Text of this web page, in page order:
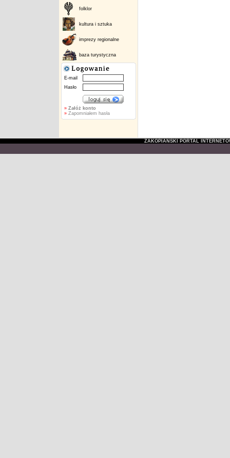
folklor
kultura i sztuka
imprezy regionalne
baza turystyczna
E-mail
Hasło
» Załóż konto
»Zapomniałem hasła
ZAKOPIAŃSKI PORTAL